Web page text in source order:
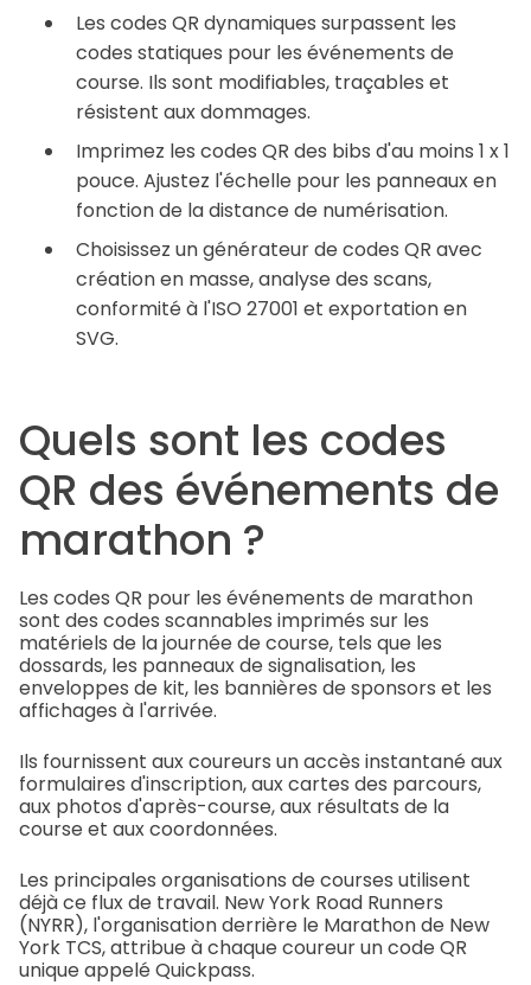
Les codes QR dynamiques surpassent les
codes statiques pour les événements de
course. Ils sont modifiables, traçables et
résistent aux dommages.
Imprimez les codes QR des bibs d'au moins 1 x 1
pouce. Ajustez l'échelle pour les panneaux en
fonction de la distance de numérisation.
Choisissez un générateur de codes QR avec
création en masse, analyse des scans,
conformité à l'ISO 27001 et exportation en
SVG.
Quels sont les codes
QR des événements de
marathon ?
Les codes QR pour les événements de marathon
sont des codes scannables imprimés sur les
matériels de la journée de course, tels que les
dossards, les panneaux de signalisation, les
enveloppes de kit, les bannières de sponsors et les
affichages à l'arrivée.
Ils fournissent aux coureurs un accès instantané aux
formulaires d'inscription, aux cartes des parcours,
aux photos d'après-course, aux résultats de la
course et aux coordonnées.
Les principales organisations de courses utilisent
déjà ce flux de travail. New York Road Runners
(NYRR), l'organisation derrière le Marathon de New
York TCS, attribue à chaque coureur un code QR
unique appelé Quickpass.